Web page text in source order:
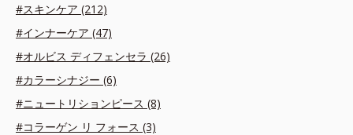
#スキンケア (212)
#インナーケア (47)
#オルビス ディフェンセラ (26)
#カラーシナジー (6)
#ニュートリションピース (8)
#コラーゲン リ フォース (3)